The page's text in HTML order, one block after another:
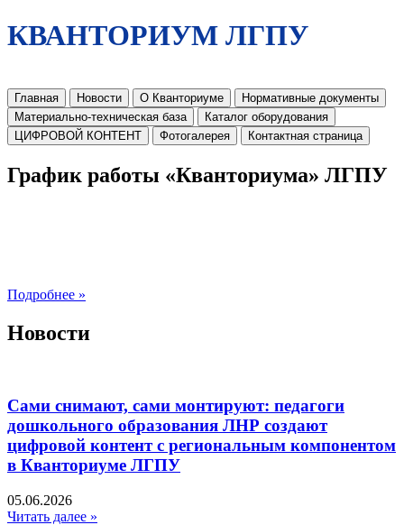
КВАНТОРИУМ ЛГПУ
Главная Новости О Кванториуме
Нормативные документы
Материально-техническая база
Каталог оборудования
ЦИФРОВОЙ КОНТЕНТ
Фотогалерея Контактная страница
График работы «Кванториума» ЛГПУ
Подробнее »
Новости
Сами снимают, сами монтируют: педагоги
дошкольного образования ЛНР создают
цифровой контент с региональным компонентом
в Кванториуме ЛГПУ​
05.06.2026
Читать далее »